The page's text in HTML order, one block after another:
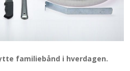
familiebånd i hverdagen.